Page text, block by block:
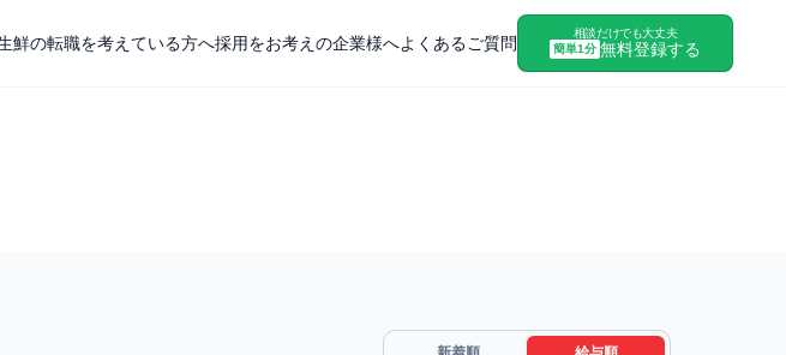
鮮の転職を考えている方へ採用をお考えの企業様へよくあるご質問
相談だけでも大丈夫
簡単1分 無料登録する